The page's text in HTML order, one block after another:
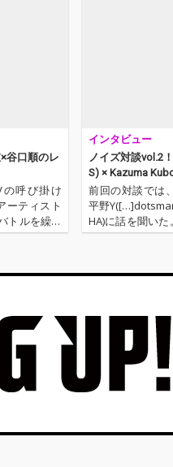
×谷口順のレ
の呼び掛け
ーティスト
トルを繰り
各レーベル
インタビュー
ノイズ対談vol.2
S) × Kazuma
前回の対談では
平野
HA)に話を聞い
からシーンの中